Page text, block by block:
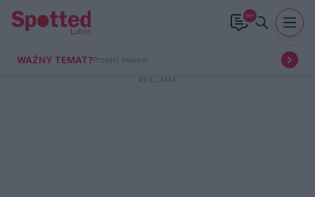
99+
WAŻNY TEMAT?Prześlij newsa!